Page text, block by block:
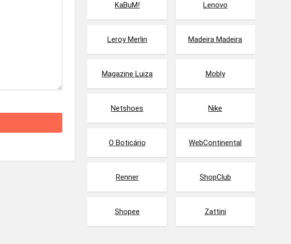
KaBuM! Lenovo
Leroy Merlin Madeira Madeira
Magazine Luiza Mobly
Netshoes Nike
O Boticário WebContinental
Renner ShopClub
Shopee Zattini